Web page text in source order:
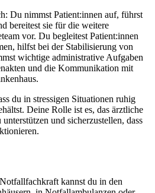
Du nimmst Patient:innen auf, führst
bereitest sie für die weitere
vor. Du begleitest Patient:innen
hilfst bei der Stabilisierung von
wichtige administrative Aufgaben
und die Kommunikation mit
du in stressigen Situationen ruhig
Deine Rolle ist es, das ärztliche
und sicherzustellen, dass
kannst du in den